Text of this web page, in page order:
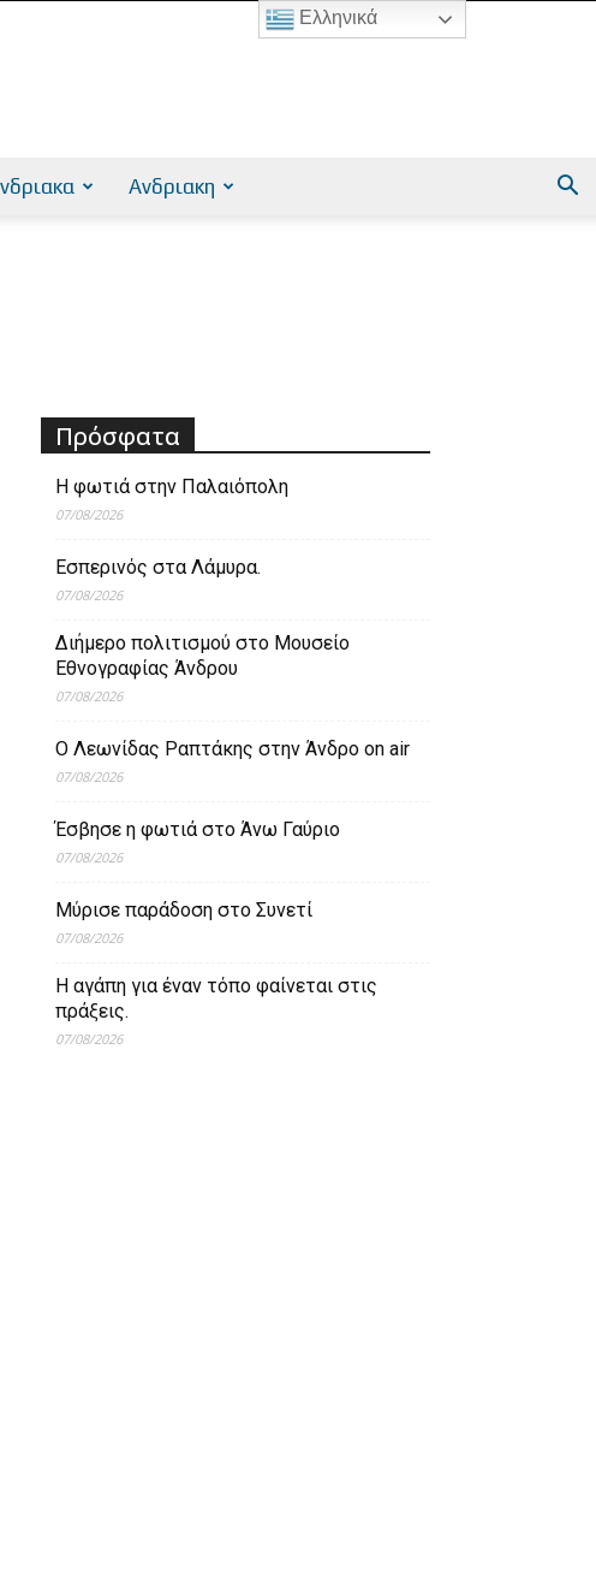
Ανδριακη
Πρόσφατα
Η φωτιά στην Παλαιόπολη
07/08/2026
Εσπερινός στα Λάμυρα.
07/08/2026
Διήμερο πολιτισμού στο Μουσείο
Εθνογραφίας Άνδρου
07/08/2026
Ο Λεωνίδας Ραπτάκης στην Άνδρο on air
07/08/2026
Έσβησε η φωτιά στο Άνω Γαύριο
07/08/2026
Μύρισε παράδοση στο Συνετί
07/08/2026
Η αγάπη για έναν τόπο φαίνεται στις
πράξεις.
07/08/2026
Ελληνικά